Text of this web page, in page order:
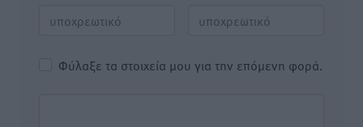
Φύλαξε τα στοιχεία μου για την επόμενη φορά.